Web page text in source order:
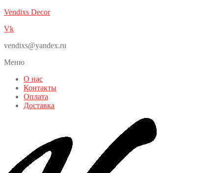
Vendixs Decor
Vk
vendixs@yandex.ru
Меню
О нас
Контакты
Оплата
Доставка